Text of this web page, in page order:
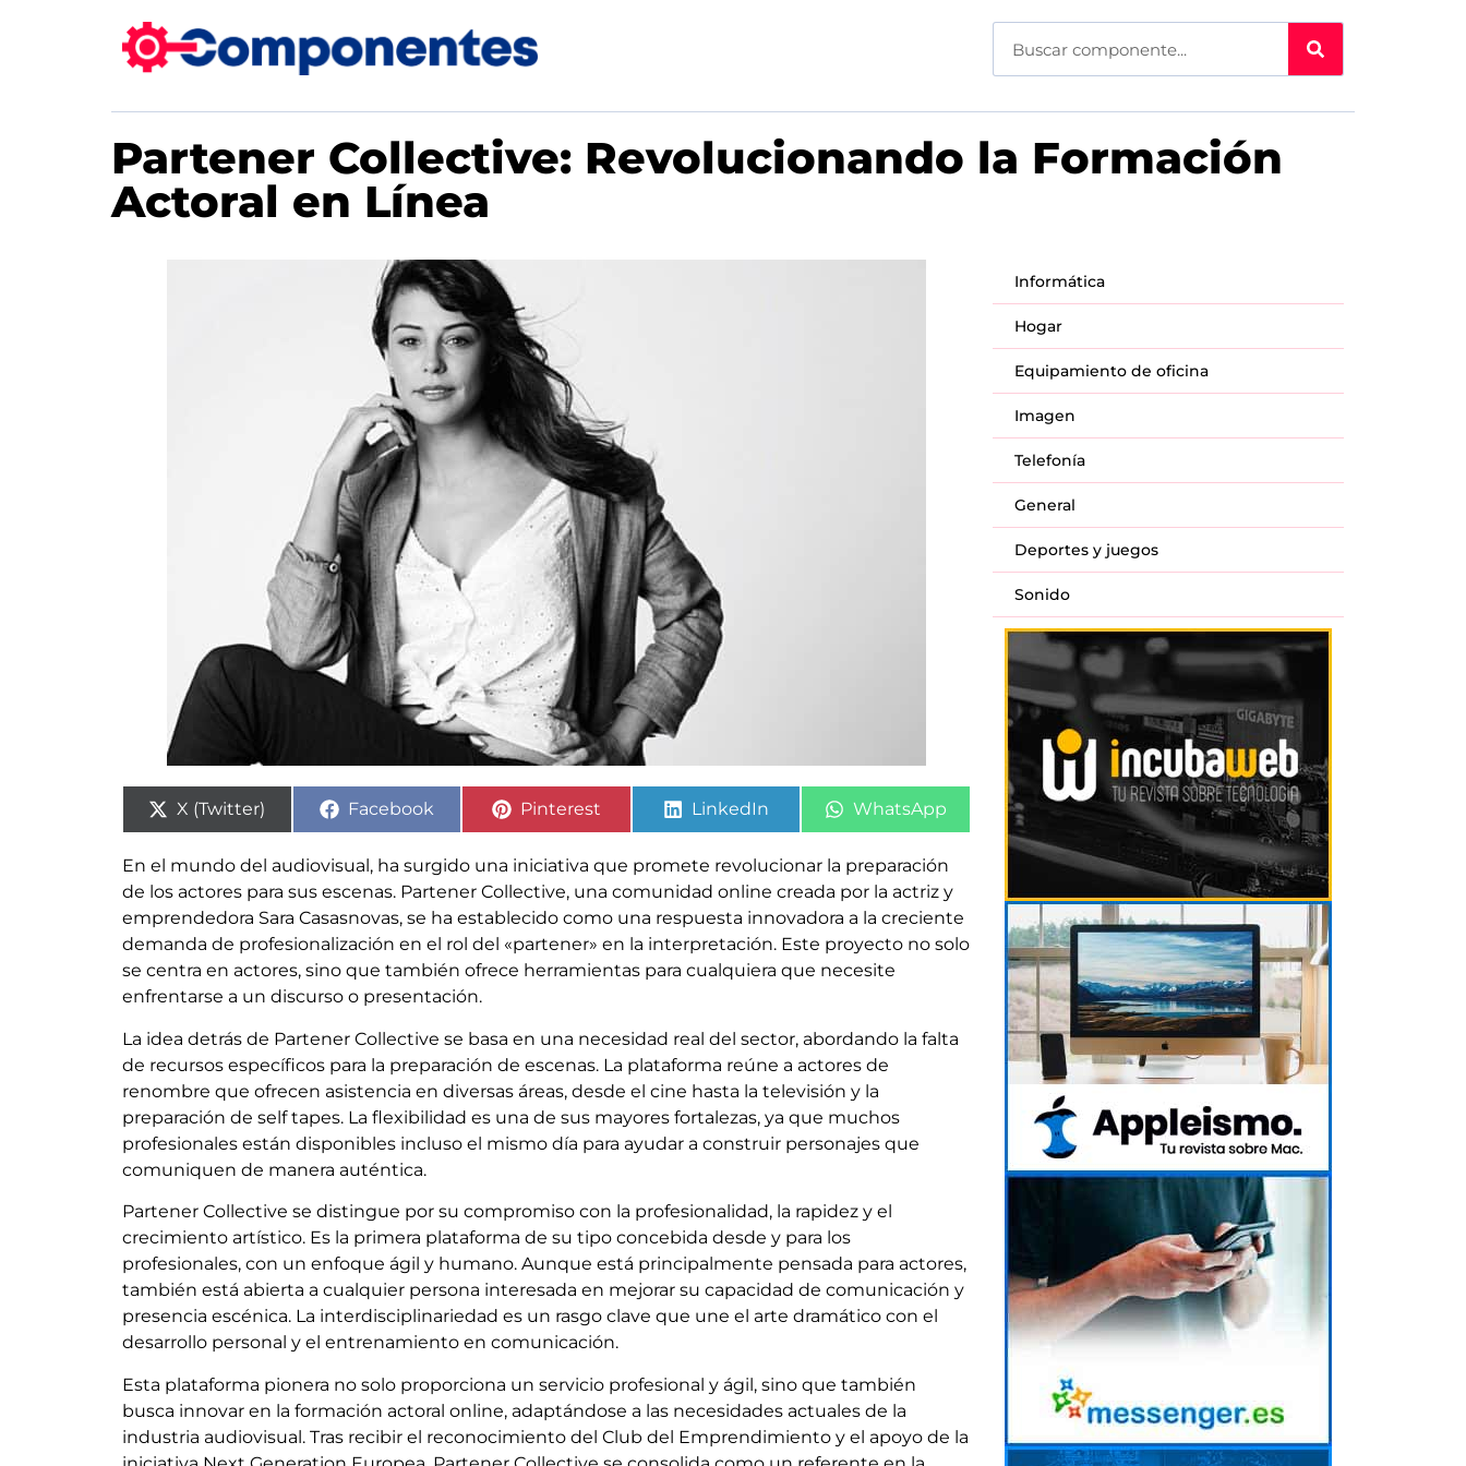
Partener Collective: Revolucionando la Formación
Actoral en Línea
X (Twitter) Facebook Pinterest LinkedIn WhatsApp
En el mundo del audiovisual, ha surgido una iniciativa que promete revolucionar la preparación
de los actores para sus escenas. Partener Collective, una comunidad online creada por la actriz y
emprendedora Sara Casasnovas, se ha establecido como una respuesta innovadora a la creciente
demanda de profesionalización en el rol del «partener» en la interpretación. Este proyecto no solo
se centra en actores, sino que también ofrece herramientas para cualquiera que necesite
enfrentarse a un discurso o presentación.
La idea detrás de Partener Collective se basa en una necesidad real del sector, abordando la falta
de recursos específicos para la preparación de escenas. La plataforma reúne a actores de
renombre que ofrecen asistencia en diversas áreas, desde el cine hasta la televisión y la
preparación de self tapes. La flexibilidad es una de sus mayores fortalezas, ya que muchos
profesionales están disponibles incluso el mismo día para ayudar a construir personajes que
comuniquen de manera auténtica.
Partener Collective se distingue por su compromiso con la profesionalidad, la rapidez y el
crecimiento artístico. Es la primera plataforma de su tipo concebida desde y para los
profesionales, con un enfoque ágil y humano. Aunque está principalmente pensada para actores,
también está abierta a cualquier persona interesada en mejorar su capacidad de comunicación y
presencia escénica. La interdisciplinariedad es un rasgo clave que une el arte dramático con el
desarrollo personal y el entrenamiento en comunicación.
Esta plataforma pionera no solo proporciona un servicio profesional y ágil, sino que también
busca innovar en la formación actoral online, adaptándose a las necesidades actuales de la
industria audiovisual. Tras recibir el reconocimiento del Club del Emprendimiento y el apoyo de la
Informática
Hogar
Equipamiento de oficina
Imagen
Telefonía
General
Deportes y juegos
Sonido